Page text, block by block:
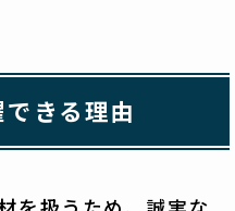
きる理由